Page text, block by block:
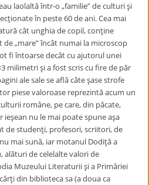
laolaltă într-o „familie” de culturi şi
în peste 60 de ani. Cea mai
cât unghia de copil, conţine
de „mare” încât numai la microscop
fi întoarse decât cu ajutorul unei
milimetri şi a fost scris cu fire de păr
ale sale se află câte şase strofe
piese valoroase reprezintă acum un
române, pe care, din păcate,
nu le mai poate spune aşa
de studenţi, profesori, scriitori, de
mai sună, iar motanul Dodiţă a
alături de celelalte valori de
Muzeului Literaturii şi a Primăriei
din biblioteca sa (a doua ca